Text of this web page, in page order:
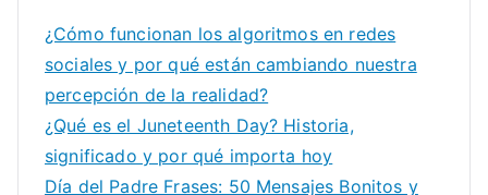
¿Cómo funcionan los algoritmos en redes
sociales y por qué están cambiando nuestra
percepción de la realidad?
¿Qué es el Juneteenth Day? Historia,
significado y por qué importa hoy
Día del Padre Frases: 50 Mensajes Bonitos y